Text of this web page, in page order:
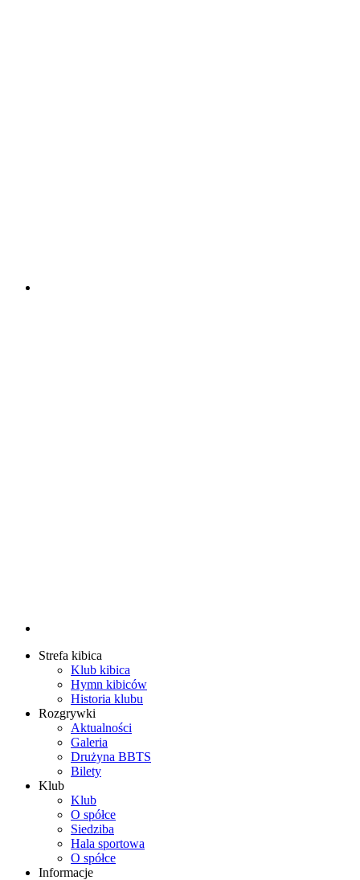
Strefa kibica
Klub kibica
Hymn kibiców
Historia klubu
Rozgrywki
Aktualności
Galeria
Drużyna BBTS
Bilety
Klub
Klub
O spółce
Siedziba
Hala sportowa
O spółce
Informacje